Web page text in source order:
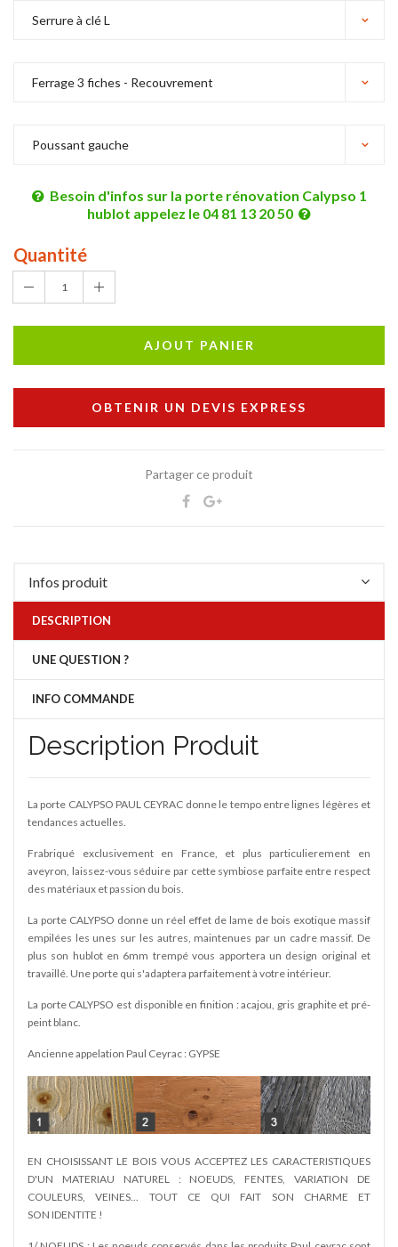
Besoin d'infos sur la porte rénovation Calypso 1
hublot appelez le 04 81 13 20 50
Quantité
1
AJOUT PANIER
OBTENIR UN DEVIS EXPRESS
Partager ce produit
Infos produit
DESCRIPTION
UNE QUESTION ?
INFO COMMANDE
Description Produit
La porte CALYPSO PAUL CEYRAC donne le tempo entre lignes légères et
tendances actuelles.
Frabriqué exclusivement en France, et plus particulierement en
aveyron, laissez-vous séduire par cette symbiose parfaite entre respect
des matériaux et passion du bois.
La porte CALYPSO donne un réel effet de lame de bois exotique massif
empilées les unes sur les autres, maintenues par un cadre massif. De
plus son hublot en 6mm trempé vous apportera un design original et
travaillé. Une porte qui s'adaptera parfaitement à votre intérieur.
La porte CALYPSO est disponible en finition : acajou, gris graphite et pré-
peint blanc.
Ancienne appelation Paul Ceyrac : GYPSE
EN CHOISISSANT LE BOIS VOUS ACCEPTEZ LES CARACTERISTIQUES
D'UN MATERIAU NATUREL : NOEUDS, FENTES, VARIATION DE
COULEURS, VEINES... TOUT CE QUI FAIT SON CHARME ET
SON IDENTITE !